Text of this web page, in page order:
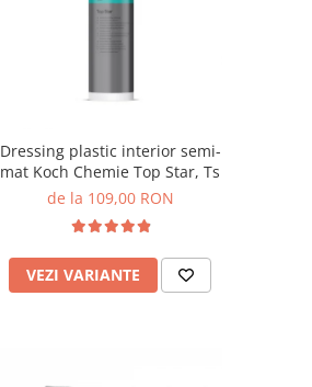
Dressing plastic interior semi-
mat Koch Chemie Top Star, Ts
de la 109,00 RON
VEZI VARIANTE